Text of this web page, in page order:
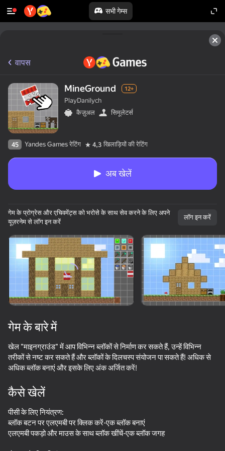
सभी गेम्स
डिवाइस घुमाएँ
यह गेम केवल लैंडस्केप
ओरिएंटेशन का समर्थन करता है
59
65
56
वापस
MineGround 12+
PlayDanilych
कैज़ुअल
सिमूलेटर्स
45 Yandes Games रेटिंग 4,3 खिलाड़ियों की रेटिंग
अब खेलें
गेम के प्रोग्रेस और एचिवमेंट्स को भरोसे के साथ सेव करने के लिए अपने
यूज़रनेम से लॉग इन करें
लॉग इन करें
गेम के बारे में
खेल "माइनग्राउंड" में आप विभिन्न ब्लॉकों से निर्माण कर सकते हैं, उन्हें विभिन्न
तरीकों से नष्ट कर सकते हैं और ब्लॉकों के दिलचस्प संयोजन पा सकते हैं! अधिक से
अधिक ब्लॉक बनाएं और इसके लिए अंक अर्जित करें!
कैसे खेलें
पीसी के लिए नियंत्रण:
ब्लॉक बटन पर एलएमबी पर क्लिक करें-एक ब्लॉक बनाएं
एलएमबी पकड़ो और माउस के साथ ब्लॉक खींचें-एक ब्लॉक जगह